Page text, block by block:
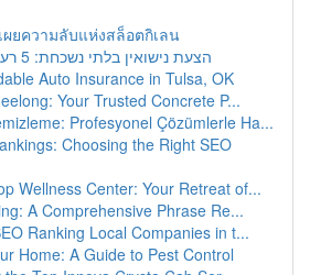
ผยความลับแห่งสล็อตกิเลน
הצעת נישואין בלתי נשכחת: 5 רעיונות רומנטיים
Auto Insurance in Tulsa, OK
Your Trusted Concrete P...
Profesyonel Çözümlerle Ha...
Choosing the Right SEO
Wellness Center: Your Retreat of...
A Comprehensive Phrase Re...
Ranking Local Companies in t...
Home: A Guide to Pest Control